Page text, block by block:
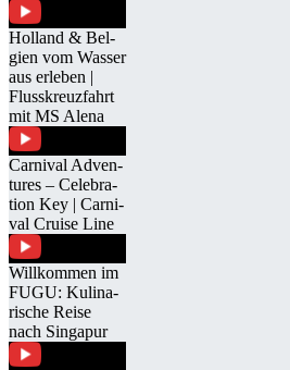
Hol­land & Bel­
gien vom Was­ser
aus er­le­ben |
Fluss­kreuz­fahrt
mit MS Alena
Car­ni­val Ad­ven­
tures – Ce­le­bra­
tion Key | Car­ni­
val Cruise Line
Will­kom­men im
FUGU: Ku­li­na­
ri­sche Reise
nach Sin­ga­pur